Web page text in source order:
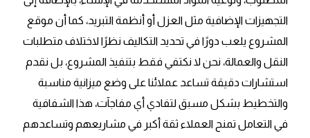
التجهيزات الإضافية مثل العزل أو أنظمة التبريد، كما أن موقع
المشروع يلعب دورًا في تحديد التكاليف نظرًا لاختلاف متطلبات
النقل والعمالة، نحن لا نكتفي فقط بتنفيذ المشروع، بل نقدم
استشارات دقيقة تساعد عملائنا على وضع ميزانية مناسبة
والتخطيط بشكل مسبق لتفادي أي مفاجآت، هذا الشفافية
في التعامل تمنح العملاء ثقة أكبر في مشاريعهم وتساعدهم